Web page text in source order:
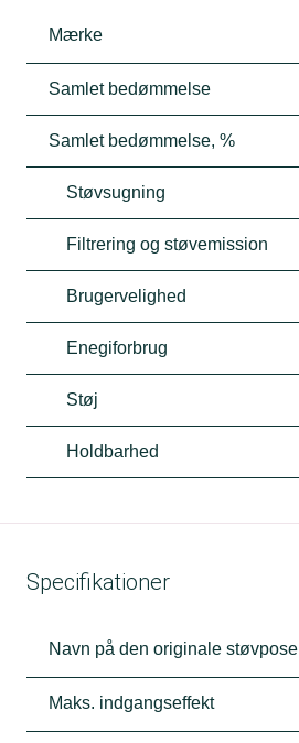
Mærke
Samlet bedømmelse
Samlet bedømmelse, %
Støvsugning
Filtrering og støvemission
Brugervelighed
Enegiforbrug
Støj
Holdbarhed
Specifikationer
Navn på den originale støvpose
Maks. indgangseffekt